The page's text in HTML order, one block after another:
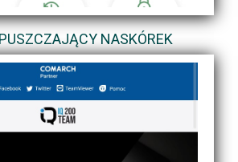
NASKÓREK